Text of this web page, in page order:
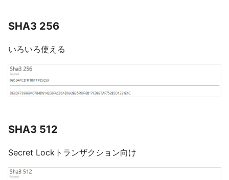
SHA3 256
いろいろ使える
SHA3 512
Secret Lockトランザクション向け